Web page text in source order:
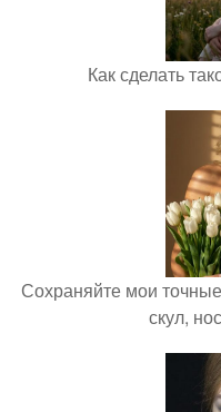
Как сделать
Сохраняйте мои
скул,